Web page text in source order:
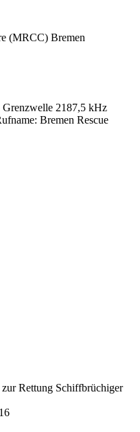
(MRCC) Bremen
2187,5 kHz
Bremen Rescue
Rettung Schiffbrüchiger